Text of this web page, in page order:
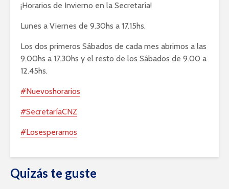
¡Horarios de Invierno en la Secretaría!
Lunes a Viernes de 9.30hs a 17.15hs.
Los dos primeros Sábados de cada mes abrimos a las
9.00hs a 17.30hs y el resto de los Sábados de 9.00 a
12.45hs.
#Nuevoshorarios
#SecretaríaCNZ
#Losesperamos
Quizás te guste